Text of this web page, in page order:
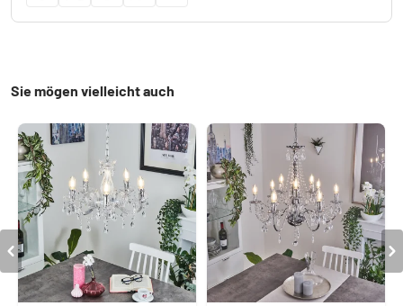
Sie mögen vielleicht auch